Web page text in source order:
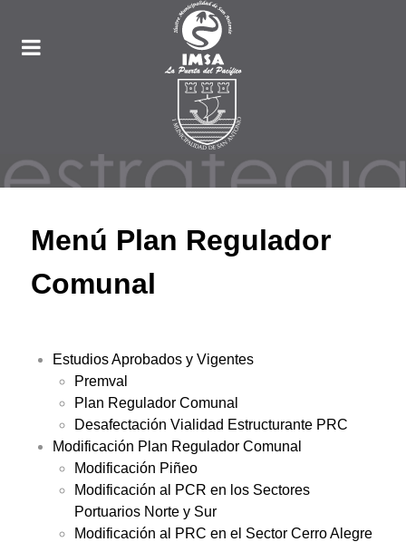
Menú Plan Regulador
Comunal
Estudios Aprobados y Vigentes
Premval
Plan Regulador Comunal
Desafectación Vialidad Estructurante PRC
Modificación Plan Regulador Comunal
Modificación Piñeo
Modificación al PCR en los Sectores
Portuarios Norte y Sur
Modificación al PRC en el Sector Cerro Alegre